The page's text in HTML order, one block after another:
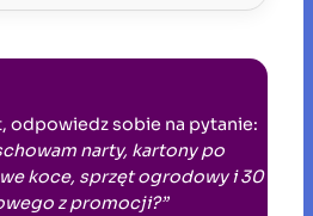
odpowiedz sobie na pytanie:
narty, kartony po
koce, sprzęt ogrodowy i 30
z promocji?”